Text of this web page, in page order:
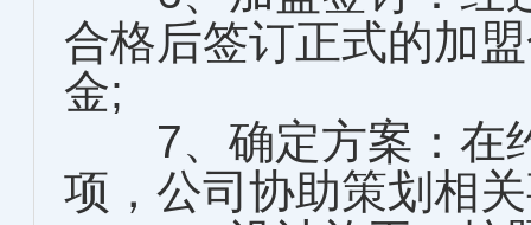
合格后签订正式的加
金;
7、确定方案：在
项，公司协助策划相